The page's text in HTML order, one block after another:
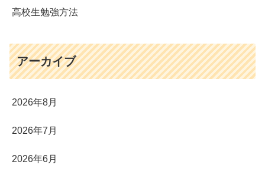
高校生勉強方法
アーカイブ
2026年8月
2026年7月
2026年6月